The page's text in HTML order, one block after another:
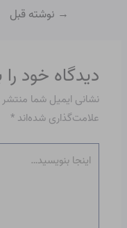
→ نوشته قبل
دیدگاه‌ خود
نشانی ایمیل شما
علامت‌گذاری شده‌اند*
بنویسید…